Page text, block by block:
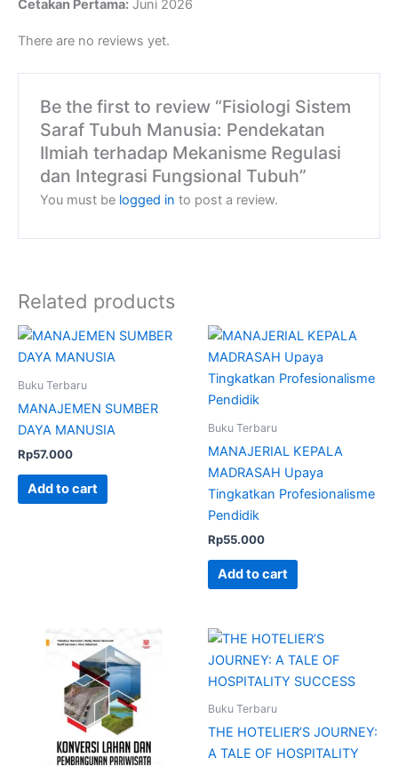
Cetakan Pertama: Juni 2026
There are no reviews yet.
Be the first to review “Fisiologi Sistem
Saraf Tubuh Manusia: Pendekatan
Ilmiah terhadap Mekanisme Regulasi
dan Integrasi Fungsional Tubuh”
You must be logged in to post a review.
Related products
Buku Terbaru
MANAJEMEN SUMBER
DAYA MANUSIA
Rp57.000
Add to cart
Buku Terbaru
MANAJERIAL KEPALA
MADRASAH Upaya
Tingkatkan Profesionalisme
Pendidik
Rp55.000
Add to cart
Buku Terbaru
THE HOTELIER’S JOURNEY:
A TALE OF HOSPITALITY